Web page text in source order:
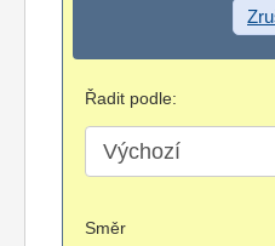
Řadit podle:
Směr